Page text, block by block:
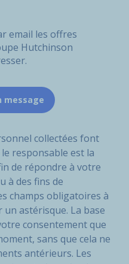
email les offres
Hutchinson
collectées font
responsable est la
de répondre à votre
à des fins de
champs obligatoires à
astérisque. La base
consentement que
sans que cela ne
antérieurs. Les